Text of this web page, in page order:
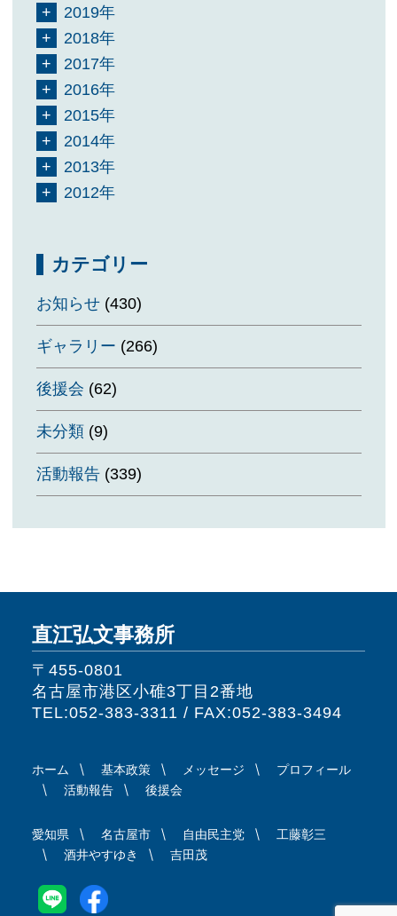
2019年
2018年
2017年
2016年
2015年
2014年
2013年
2012年
カテゴリー
お知らせ(430)
ギャラリー (266)
後援会 (62)
未分類(9)
活動報告(339)
直江弘文事務所
〒455-0801
名古屋市港区小碓3丁目2番地
TEL:052-383-3311 / FAX:052-383-3494
ホーム 基本政策 メッセージ
プロフィール
活動報告
後援会
愛知県 名古屋市 自由民主党
工藤彰三
酒井やすゆき
吉田茂